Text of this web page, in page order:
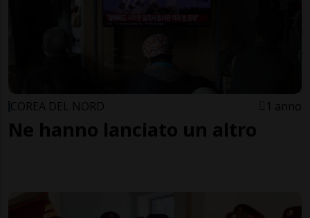
COREA DEL NORD 1 anno
Ne hanno lanciato un altro